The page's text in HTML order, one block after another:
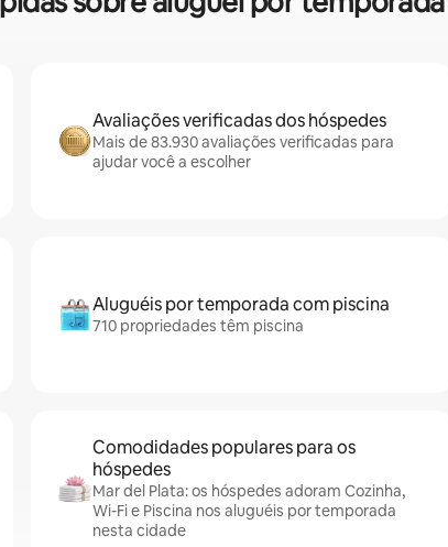
Avaliações verificadas dos hóspedes
Mais de 83.930 avaliações verificadas para
ajudar você a escolher
Aluguéis por temporada com piscina
710 propriedades têm piscina
Comodidades populares para os
hóspedes
Mar del Plata: os hóspedes adoram Cozinha,
Wi-Fi e Piscina nos aluguéis por temporada
nesta cidade